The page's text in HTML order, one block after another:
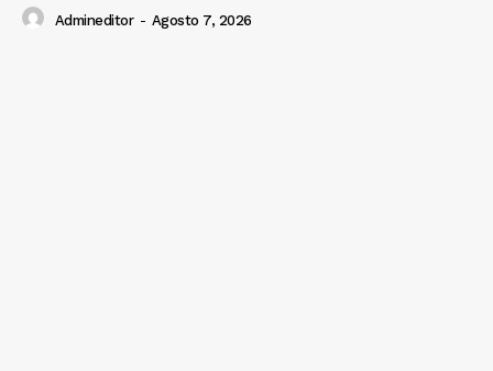
Admineditor - Agosto 7, 2026